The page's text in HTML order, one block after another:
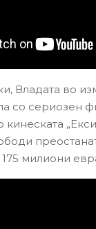
Владата во
со сериозен
кинеската
милиони